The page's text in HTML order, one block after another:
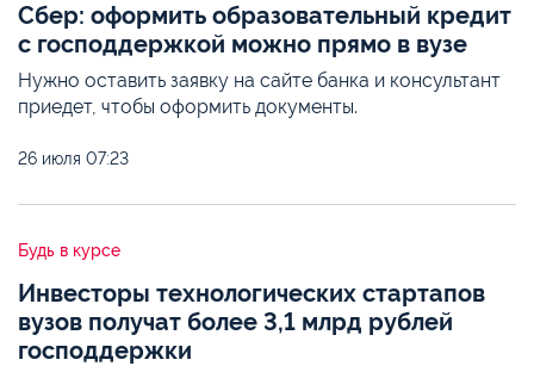
Сбер: оформить образовательный кредит
с господдержкой можно прямо в вузе
Нужно оставить заявку на сайте банка и консультант
приедет, чтобы оформить документы.
26 июля 07:23
Будь в курсе
Инвесторы технологических стартапов
вузов получат более 3,1 млрд рублей
господдержки